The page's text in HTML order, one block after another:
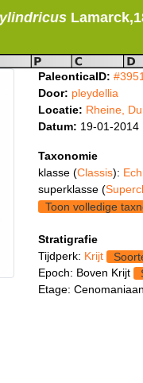
PaleonticaID: #3951
Door: pleydellia
Locatie: Rheine,
Datum: 19-01-2014
Taxonomie
klasse (Classis):
superklasse (
Toon volledige
Stratigrafie
Tijdperk: Krijt
Epoch: Boven Krijt
Etage: Cenomaniaan